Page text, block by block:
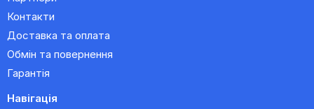
Контакти
Доставка та оплата
Обмін та повернення
Гарантія
Навігація